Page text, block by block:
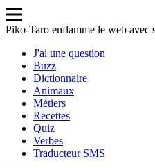
Piko-Taro enflamme le web avec
J'ai une question
Buzz
Dictionnaire
Animaux
Métiers
Recettes
Quiz
Verbes
Traducteur SMS